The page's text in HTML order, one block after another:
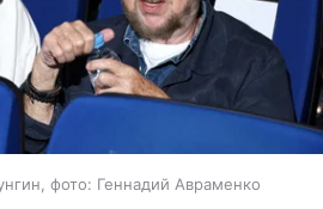
фото: Геннадий Авраменко